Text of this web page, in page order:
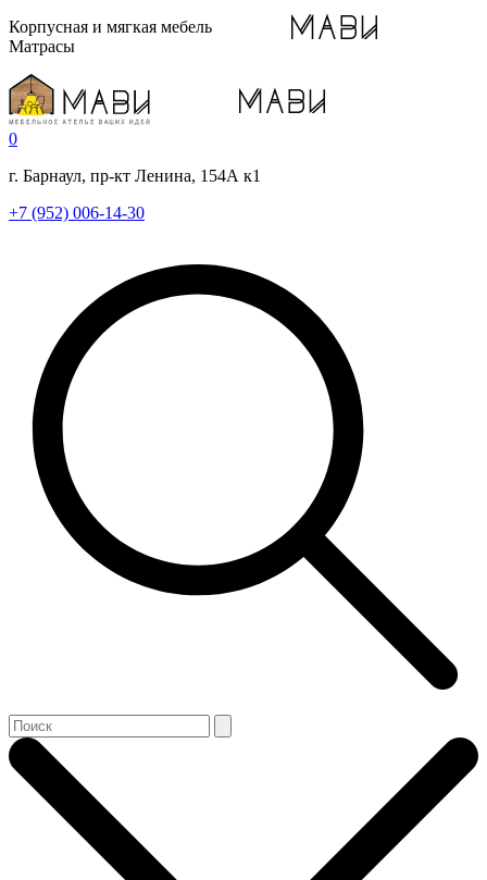
Корпусная и мягкая мебель
Матрасы
0
г. Барнаул, пр-кт Ленина, 154А к1
+7 (952) 006-14-30